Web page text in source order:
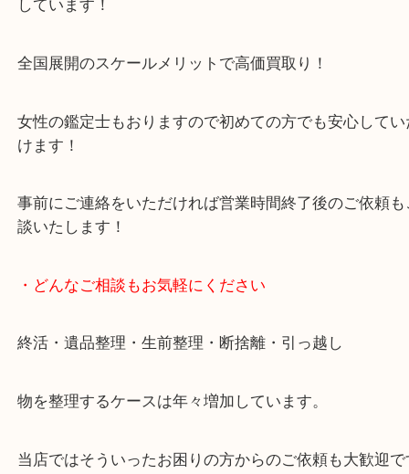
・当店の特徴
豊中市・箕面市・池田市・川西市・吹田市からご来
で業界最多の買取品目数で使わなくなったお品物を
しています！
全国展開のスケールメリットで高価買取り！
女性の鑑定士もおりますので初めての方でも安心し
談いたします！